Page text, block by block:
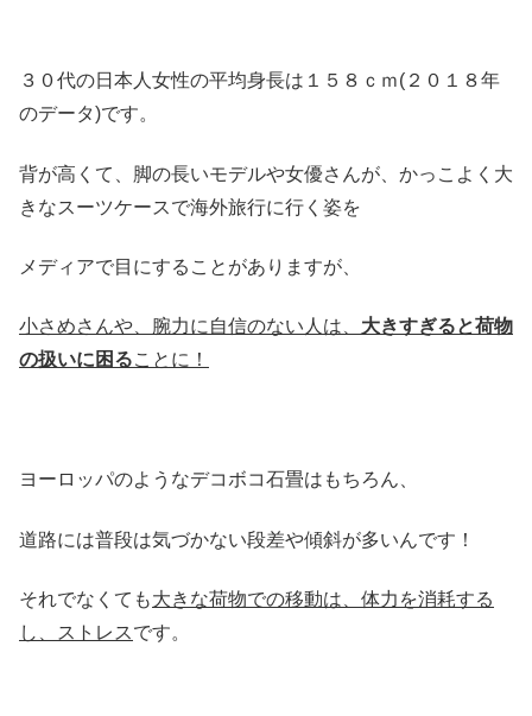
３０代の日本人女性の平均身長は１５８ｃｍ(２０１８年
のデータ)です。
背が高くて、脚の長いモデルや女優さんが、かっこよく大
きなスーツケースで海外旅行に行く姿を
メディアで目にすることがありますが、
小さめさんや、腕力に自信のない人は、 大きすぎると荷物
の扱いに困ることに！
ヨーロッパのようなデコボコ石畳はもちろん、
道路には普段は気づかない段差や傾斜が多いんです！
それでなくても大きな荷物での移動は、体力を消耗する
し、ストレスです。